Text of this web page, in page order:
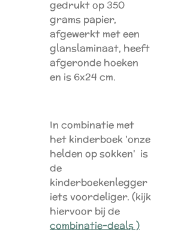
gedrukt op 350
grams papier,
afgewerkt met een
glanslaminaat, heeft
afgeronde hoeken
en is 6x24 cm.
In combinatie met
het kinderboek 'onze
helden op sokken' is
de
kinderboekenlegger
iets voordeliger. (kijk
hiervoor bij de
combinatie-deals )